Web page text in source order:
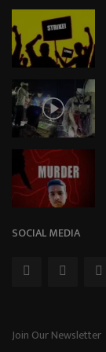
SOCIAL MEDIA
Join Our Newsletter